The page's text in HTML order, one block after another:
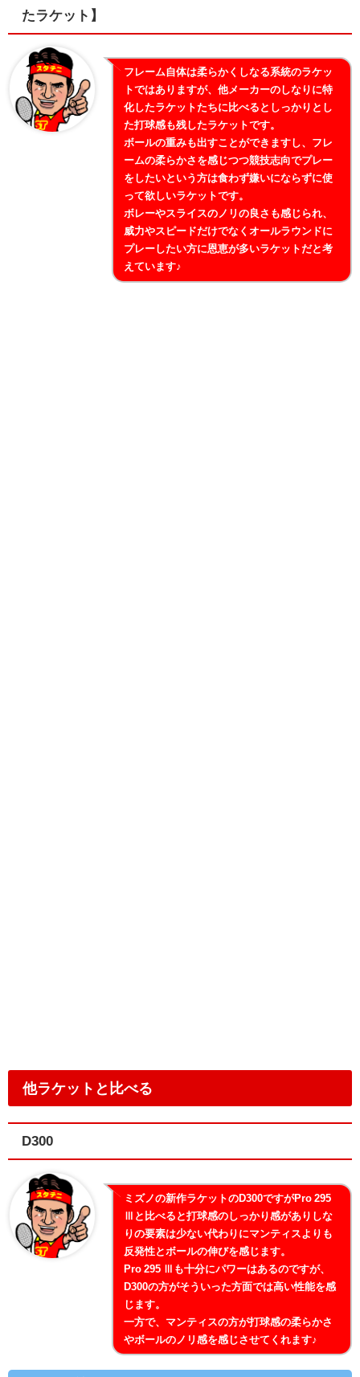
たラケット】
フレーム自体は柔らかくしなる系統のラケッ
トではありますが、他メーカーのしなりに特
化したラケットたちに比べるとしっかりとし
た打球感も残したラケットです。
ボールの重みも出すことができますし、フレ
ームの柔らかさを感じつつ競技志向でプレー
をしたいという方は食わず嫌いにならずに使
って欲しいラケットです。
ボレーやスライスのノリの良さも感じられ、
威力やスピードだけでなくオールラウンドに
プレーしたい方に恩恵が多いラケットだと考
えています♪
他ラケットと比べる
D300
ミズノの新作ラケットのD300ですがPro 295
Ⅲと比べると打球感のしっかり感がありしな
りの要素は少ない代わりにマンティスよりも
反発性とボールの伸びを感じます。
Pro 295 Ⅲも十分にパワーはあるのですが、
D300の方がそういった方面では高い性能を感
じます。
一方で、マンティスの方が打球感の柔らかさ
やボールのノリ感を感じさせてくれます♪